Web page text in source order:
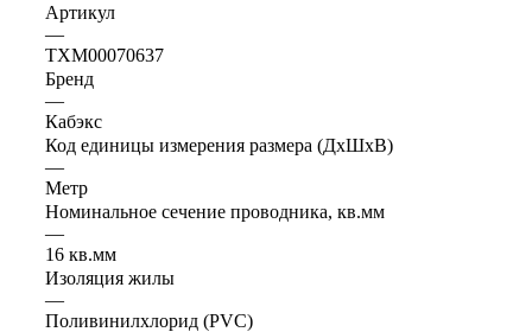
Артикул
—
ТХМ00070637
Бренд
—
Кабэкс
Код единицы измерения размера (ДхШхВ)
—
Метр
Номинальное сечение проводника, кв.мм
—
16 кв.мм
Изоляция жилы
—
Поливинилхлорид (PVC)